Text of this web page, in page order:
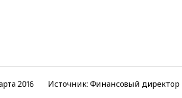
2016 Источник: Финансовый директор